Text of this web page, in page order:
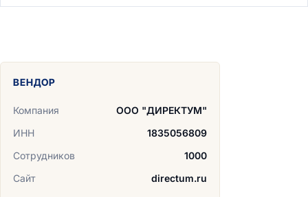
ВЕНДОР
Компания
ООО "ДИРЕКТУМ"
ИНН
1835056809
Сотрудников
1000
Сайт
directum.ru